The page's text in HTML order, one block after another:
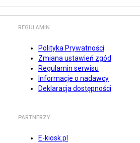
REGULAMIN
Polityka Prywatności
Zmiana ustawień zgód
Regulamin serwisu
Informacje o nadawcy
Deklaracja dostępności
PARTNERZY
E-kiosk.pl